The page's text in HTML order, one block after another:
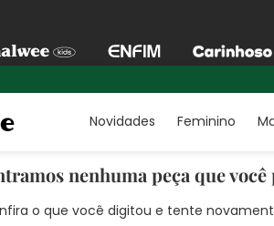
Novidades Feminino
nenhuma peça que
o que você digitou e tente